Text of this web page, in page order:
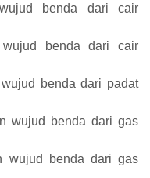
benda dari cair
wujud benda dari cair
benda dari padat
wujud benda dari gas
wujud benda dari gas